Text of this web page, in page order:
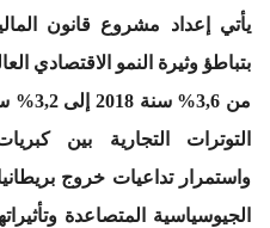
بتباطؤ وثيرة النمو الاقتصادي
التوترات التجارية بين
واستمرار تداعيات خروج
الجيوسياسية المتصاعدة